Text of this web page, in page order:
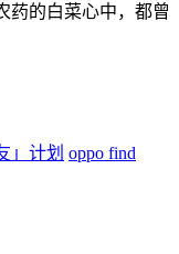
药的白菜心中，都曾
」计划 oppo find